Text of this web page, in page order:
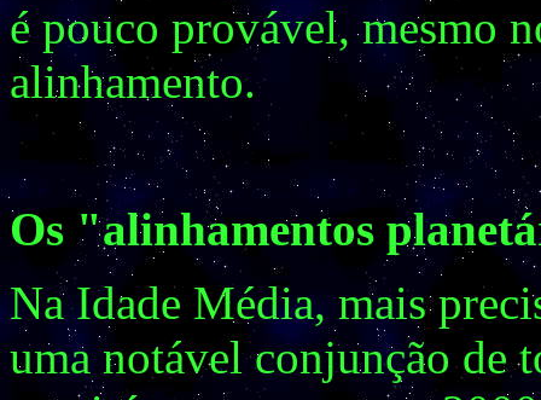
é pouco provável, mesmo
alinhamento.
Os "alinhamentos
Na Idade Média, mais
uma notável conjunção de